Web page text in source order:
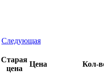
Следующая
Старая
цена
Цена
Кол-